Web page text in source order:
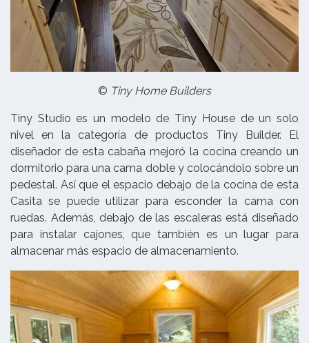
© Tiny Home Builders
Tiny Studio es un modelo de Tiny House de un solo
nivel en la categoría de productos Tiny Builder. El
diseñador de esta cabaña mejoró la cocina creando un
dormitorio para una cama doble y colocándolo sobre un
pedestal. Así que el espacio debajo de la cocina de esta
Casita se puede utilizar para esconder la cama con
ruedas. Además, debajo de las escaleras está diseñado
para instalar cajones, que también es un lugar para
almacenar más espacio de almacenamiento.